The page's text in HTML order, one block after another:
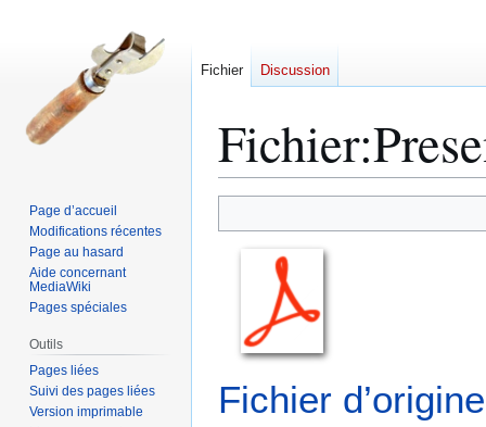
Fichier:
à
navigation
à
recherche
Fichier d’origine
Fichier Discussion
Page d’accueil
Modifications récentes
Page au hasard
Aide concernant
MediaWiki
Pages spéciales
Outils
Pages liées
Suivi des pages liées
Version imprimable